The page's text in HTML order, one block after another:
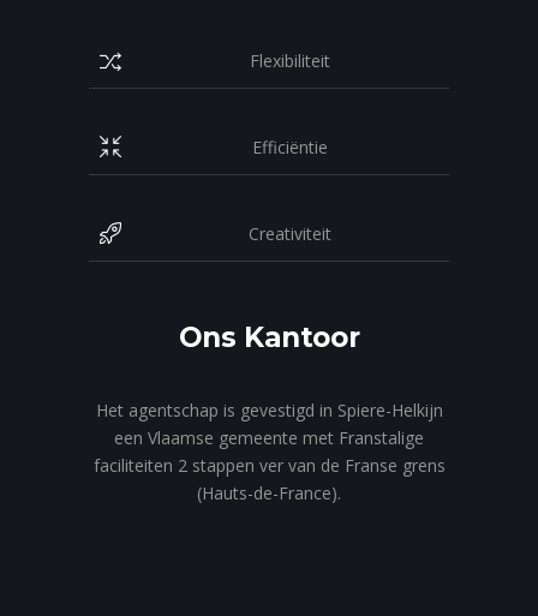
Flexibiliteit
Efficiëntie
Creativiteit
Ons Kantoor
Het agentschap is gevestigd in Spiere-Helkijn
een Vlaamse gemeente met Franstalige
faciliteiten 2 stappen ver van de Franse grens
(Hauts-de-France).